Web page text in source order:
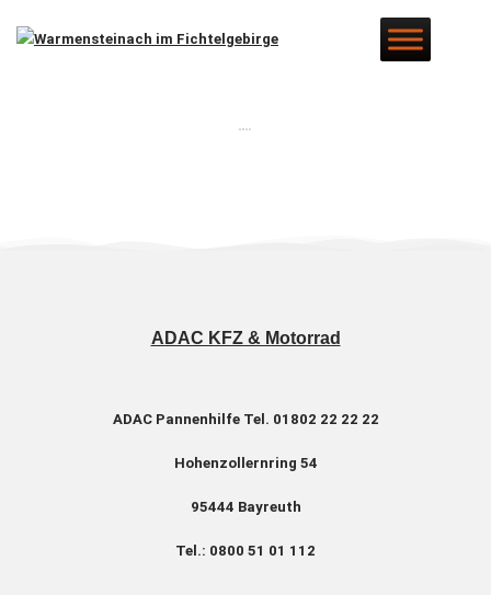
ADAC
ADAC KFZ & Motorrad
ADAC PannenhilfeTel. 01802 22 22 22
Hohenzollernring 54
95444 Bayreuth
Tel.: 0800 51 01 112